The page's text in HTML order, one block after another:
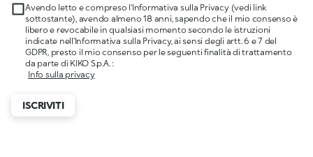
Avendo letto e compreso l'Informativa sulla Privacy (vedi link
sottostante), avendo almeno 18 anni, sapendo che il mio consenso è
libero e revocabile in qualsiasi momento secondo le istruzioni
indicate nell'Informativa sulla Privacy, ai sensi degli artt. 6 e 7 del
GDPR, presto il mio consenso per le seguenti finalità di trattamento
da parte di KIKO S.p.A. :
Info sulla privacy
ISCRIVITI